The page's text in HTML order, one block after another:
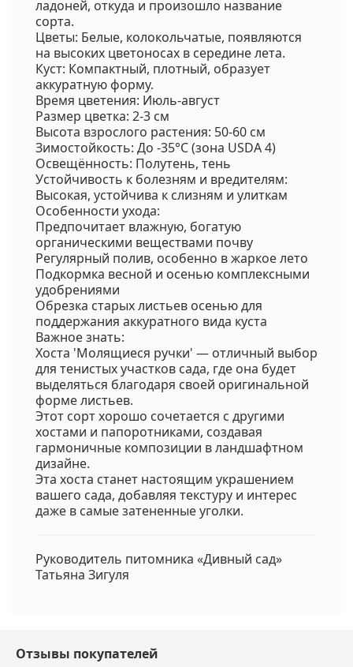
ладоней, откуда и произошло название
сорта.
Цветы: Белые, колокольчатые, появляются
на высоких цветоносах в середине лета.
Куст: Компактный, плотный, образует
аккуратную форму.
Время цветения: Июль-август
Размер цветка: 2-3 см
Высота взрослого растения: 50-60 см
Зимостойкость: До -35°C (зона USDA 4)
Освещённость: Полутень, тень
Устойчивость к болезням и вредителям:
Высокая, устойчива к слизням и улиткам
Особенности ухода:
Предпочитает влажную, богатую
органическими веществами почву
Регулярный полив, особенно в жаркое лето
Подкормка весной и осенью комплексными
удобрениями
Обрезка старых листьев осенью для
поддержания аккуратного вида куста
Важное знать:
Хоста 'Молящиеся ручки' — отличный выбор
для тенистых участков сада, где она будет
выделяться благодаря своей оригинальной
форме листьев.
Этот сорт хорошо сочетается с другими
хостами и папоротниками, создавая
гармоничные композиции в ландшафтном
дизайне.
Эта хоста станет настоящим украшением
вашего сада, добавляя текстуру и интерес
даже в самые затененные уголки.
Руководитель питомника «Дивный сад»
Татьяна Зигуля
Отзывы покупателей